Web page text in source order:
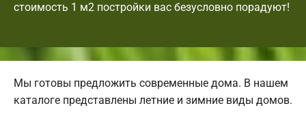
стоимость 1 м2 постройки вас безусловно порадуют!
Мы готовы предложить современные дома. В нашем
каталоге представлены летние и зимние виды домов.